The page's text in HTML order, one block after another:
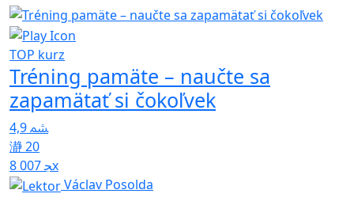
TOP kurz
Tréning pamäte – naučte sa
zapamätať si čokoľvek
4,9
20
8 007x
Václav Posolda